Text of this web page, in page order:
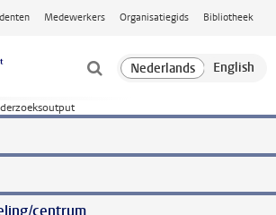
Medewerkers Organisatiegids Bibliotheek
centrum